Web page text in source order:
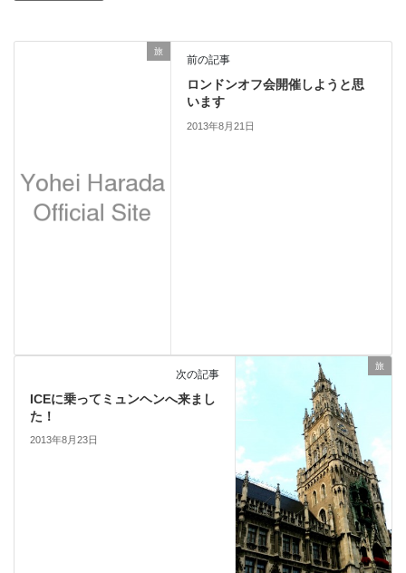
旅
前の記事
ロンドンオフ会開催しようと思
います
2013年8月21日
旅
次の記事
ICEに乗ってミュンヘンへ来まし
た！
2013年8月23日